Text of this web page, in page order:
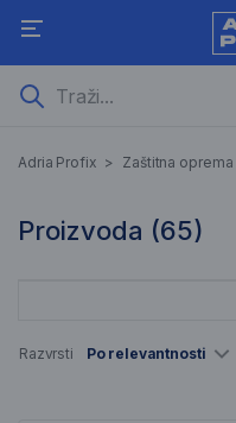
Odjeća
Adria Profix > Zaštitna oprema
Proizvoda (65)
65 Rezultati pretraživanja
Popis artikala
Razvrsti Po relevantnosti